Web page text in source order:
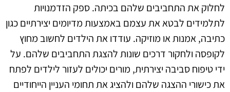
לחלוק את התחביבים שלהם בכיתה. ספק הזדמנויות
לתלמידים לבטא את עצמם באמצעות מדיומים יצירתיים כגון
כתיבה, אמנות או מוזיקה. עודדו את הילדים לחשוב מחוץ
לקופסה ולחקור דרכים שונות להצגת התחביבים שלהם. על
ידי טיפוח סביבה יצירתית, מורים יכולים לעזור לילדים לפתח
את כישורי ההצגה שלהם ולהציג את תחומי העניין הייחודיים